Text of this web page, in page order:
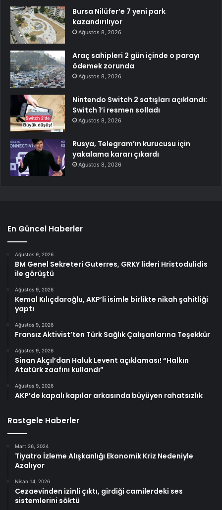
Bursa Nilüfer’e 7 yeni park
kazandırılıyor
Ağustos 8, 2026
Araç sahipleri 2 gün içinde o parayı
ödemek zorunda
Ağustos 8, 2026
Nintendo Switch 2 satışları açıklandı:
Switch 1’i resmen solladı
Ağustos 8, 2026
Rusya, Telegram’ın kurucusu için
yakalama kararı çıkardı
Ağustos 8, 2026
En Güncel Haberler
Ağustos 9, 2026
BM Genel Sekreteri Guterres, GRKY lideri Hristodulidis
ile görüştü
Ağustos 9, 2026
Kemal Kılıçdaroğlu, AKP’li isimle birlikte nikah şahitliği
yaptı
Ağustos 9, 2026
Fransız Aktivist’ten Türk Sağlık Çalışanlarına Teşekkür
Ağustos 9, 2026
Sinan Akçıl’dan Haluk Levent açıklaması! “Halkın
Atatürk zaafını kullandı”
Ağustos 9, 2026
AKP’de kapalı kapılar arkasında büyüyen rahatsızlık
Rastgele Haberler
Mart 26, 2024
Tiyatro İzleme Alışkanlığı Ekonomik Kriz Nedeniyle
Azalıyor
Nisan 14, 2026
Cezaevinden izinli çıktı, girdiği camilerdeki ses
sistemlerini söktü